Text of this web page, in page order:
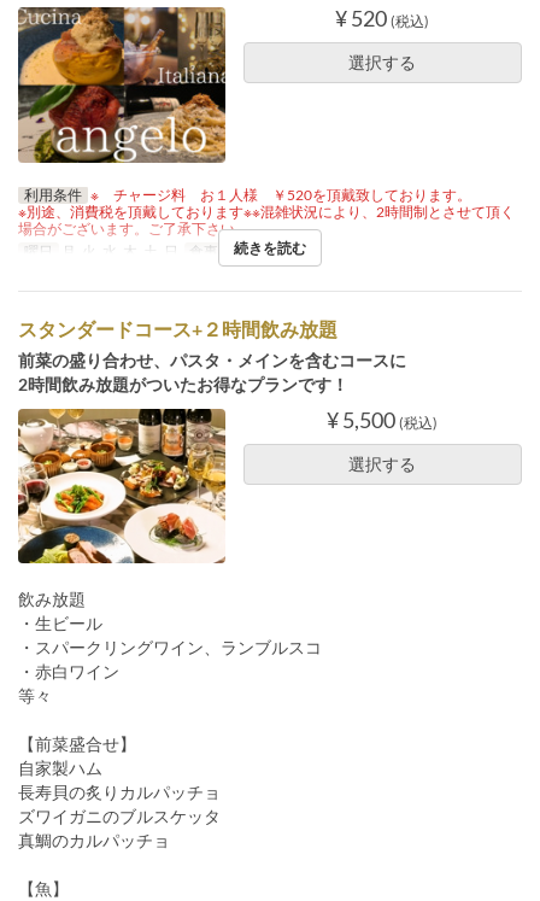
¥ 520 (税込)
選択する
利用条件 ※ チャージ料 お１人様 ￥520を頂戴致しております。
※別途、消費税を頂戴しております※※混雑状況により、2時間制とさせて頂く
場合がございます。ご了承下さい。
曜日
月, 火, 水, 木, 土, 日 食事時間 ディナー
続きを読む
スタンダードコース+２時間飲み放題
前菜の盛り合わせ、パスタ・メインを含むコースに
2時間飲み放題がついたお得なプランです！
¥ 5,500 (税込)
選択する
飲み放題
・生ビール
・スパークリングワイン、ランブルスコ
・赤白ワイン
等々
【前菜盛合せ】
自家製ハム
長寿貝の炙りカルパッチョ
ズワイガニのブルスケッタ
真鯛のカルパッチョ
【魚】